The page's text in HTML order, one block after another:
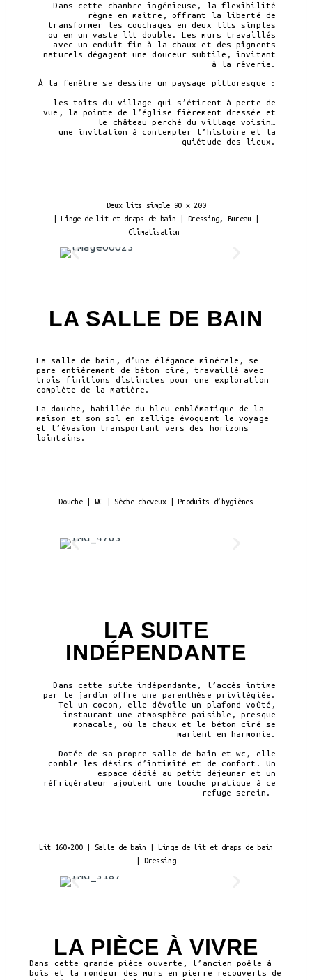
Dans cette chambre ingénieuse, la flexibilité
règne en maître, offrant la liberté de
transformer les couchages en deux lits simples
ou en un vaste lit double. Les murs travaillés
avec un enduit fin à la chaux et des pigments
naturels dégagent une douceur subtile, invitant
à la rêverie.
À la fenêtre se dessine un paysage pittoresque :
les toits du village qui s’étirent à perte de
vue, la pointe de l’église fièrement dressée et
le château perché du village voisin…
une invitation à contempler l’histoire et la
quiétude des lieux.
Deux lits simple 90 x 200
| Linge de lit et draps de bain | Dressing, Bureau |
Climatisation
LA SALLE DE BAIN
La salle de bain, d’une élégance minérale, se
pare entièrement de béton ciré, travaillé avec
trois finitions distinctes pour une exploration
complète de la matière.
La douche, habillée du bleu emblématique de la
maison et son sol en zellige évoquent le voyage
et l’évasion transportant vers des horizons
lointains.
Douche | WC | Sèche cheveux | Produits d’hygiènes
LA SUITE
INDÉPENDANTE
Dans cette suite indépendante, l’accès intime
par le jardin offre une parenthèse privilégiée.
Tel un cocon, elle dévoile un plafond voûté,
instaurant une atmosphère paisible, presque
monacale, où la chaux et le béton ciré se
marient en harmonie.
Dotée de sa propre salle de bain et wc, elle
comble les désirs d’intimité et de confort. Un
espace dédié au petit déjeuner et un
réfrigérateur ajoutent une touche pratique à ce
refuge serein.
Lit 160×200 | Salle de bain | Linge de lit et draps de bain
| Dressing
LA PIÈCE À VIVRE
Dans cette grande pièce ouverte, l’ancien poêle à
bois et la rondeur des murs en pierre recouverts de